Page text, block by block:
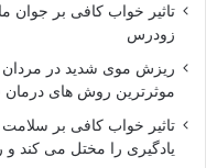
تاثیر خواب کافی بر
زودرس
ریزش موی شدید در
موثرترین روش های
تاثیر خواب کافی بر
یادگیری را مختل می کند